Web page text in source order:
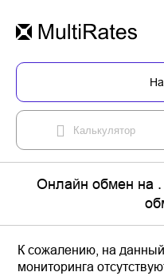
Калькулятор
Онлайн обмен на
К сожалению, на
мониторинга